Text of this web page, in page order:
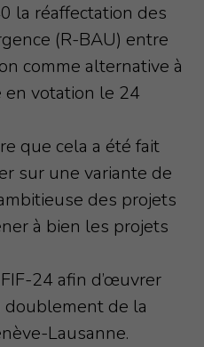
la réaffectation des
(R-BAU) entre
comme alternative à
en votation le 24
que cela a été fait
sur une variante de
des projets
à bien les projets
24 afin d’œuvrer
de la
Lausanne.